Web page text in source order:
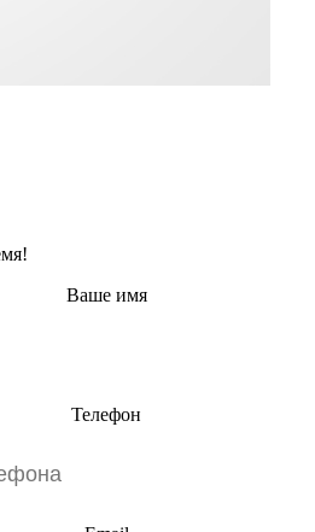
Ваше имя
Телефон